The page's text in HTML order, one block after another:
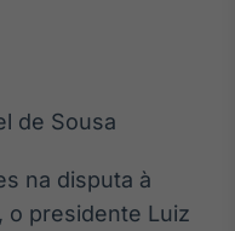
elétrica
de Sousa
na disputa à
o presidente Luiz